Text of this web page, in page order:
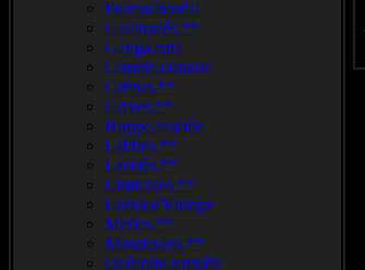
Fulmar.boréal
Gallinacés.**
Ganga.cata
Grande.outarde
Grèbes.**
Grives.**
Huppe.fasciée
Labbes.**
Laridés.**
Limicoles.**
Loriot.d'Europe
Merles.**
Monticoles.**
Océanite.tempête